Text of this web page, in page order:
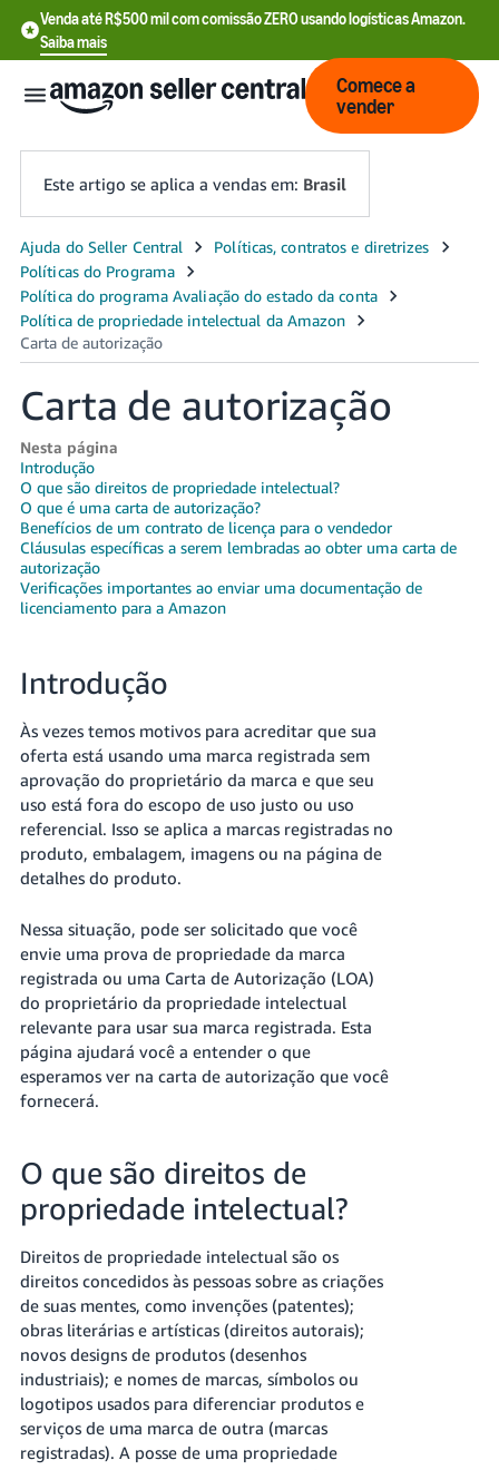
Venda até R$500 mil com comissão ZERO usando logísticas Amazon.
Saiba mais
Português
English
- US
中
文
-
CN
Iniciar
sessão
Comece
a
vender
Comece a
vender
Este artigo se aplica a vendas em: Brasil
Carta de autorização
Nesta página
Introdução
O que são direitos de propriedade intelectual?
O que é uma carta de autorização?
Benefícios de um contrato de licença para o vendedor
Cláusulas específicas a serem lembradas ao obter uma carta de
autorização
Verificações importantes ao enviar uma documentação de
licenciamento para a Amazon
Introdução
Às vezes temos motivos para acreditar que sua
oferta está usando uma marca registrada sem
aprovação do proprietário da marca e que seu
uso está fora do escopo de uso justo ou uso
referencial. Isso se aplica a marcas registradas no
produto, embalagem, imagens ou na página de
detalhes do produto.
Nessa situação, pode ser solicitado que você
envie uma prova de propriedade da marca
registrada ou uma Carta de Autorização (LOA)
do proprietário da propriedade intelectual
relevante para usar sua marca registrada. Esta
página ajudará você a entender o que
esperamos ver na carta de autorização que você
fornecerá.
O que são direitos de
propriedade intelectual?
Direitos de propriedade intelectual são os
direitos concedidos às pessoas sobre as criações
de suas mentes, como invenções (patentes);
obras literárias e artísticas (direitos autorais);
novos designs de produtos (desenhos
industriais); e nomes de marcas, símbolos ou
logotipos usados para diferenciar produtos e
serviços de uma marca de outra (marcas
registradas). A posse de uma propriedade